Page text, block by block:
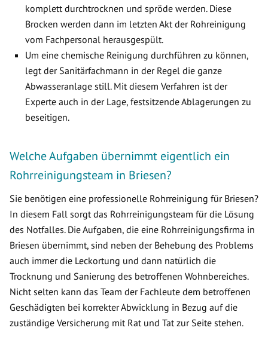
komplett durchtrocknen und spröde werden. Diese
Brocken werden dann im letzten Akt der Rohreinigung
vom Fachpersonal herausgespült.
Um eine chemische Reinigung durchführen zu können,
legt der Sanitärfachmann in der Regel die ganze
Abwasseranlage still. Mit diesem Verfahren ist der
Experte auch in der Lage, festsitzende Ablagerungen zu
beseitigen.
Welche Aufgaben übernimmt eigentlich ein
Rohrreinigungsteam in Briesen?
Sie benötigen eine professionelle Rohrreinigung für Briesen?
In diesem Fall sorgt das Rohrreinigungsteam für die Lösung
des Notfalles. Die Aufgaben, die eine Rohrreinigungsfirma in
Briesen übernimmt, sind neben der Behebung des Problems
auch immer die Leckortung und dann natürlich die
Trocknung und Sanierung des betroffenen Wohnbereiches.
Nicht selten kann das Team der Fachleute dem betroffenen
Geschädigten bei korrekter Abwicklung in Bezug auf die
zuständige Versicherung mit Rat und Tat zur Seite stehen.